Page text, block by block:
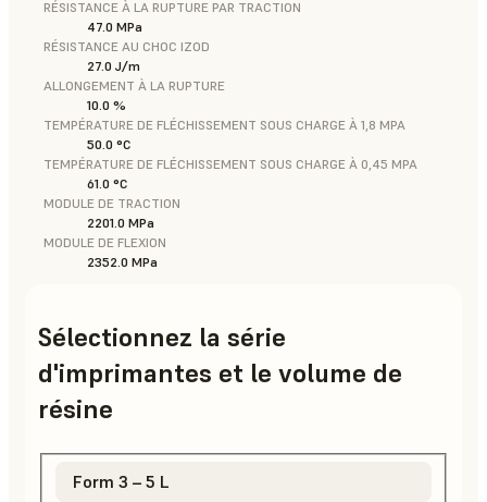
RÉSISTANCE À LA RUPTURE PAR TRACTION
47.0 MPa
RÉSISTANCE AU CHOC IZOD
27.0 J/m
ALLONGEMENT À LA RUPTURE
10.0 %
TEMPÉRATURE DE FLÉCHISSEMENT SOUS CHARGE À 1,8 MPA
50.0 °C
TEMPÉRATURE DE FLÉCHISSEMENT SOUS CHARGE À 0,45 MPA
61.0 °C
MODULE DE TRACTION
2201.0 MPa
MODULE DE FLEXION
2352.0 MPa
Sélectionnez la série
d'imprimantes et le volume de
résine
Form 3 – 5 L